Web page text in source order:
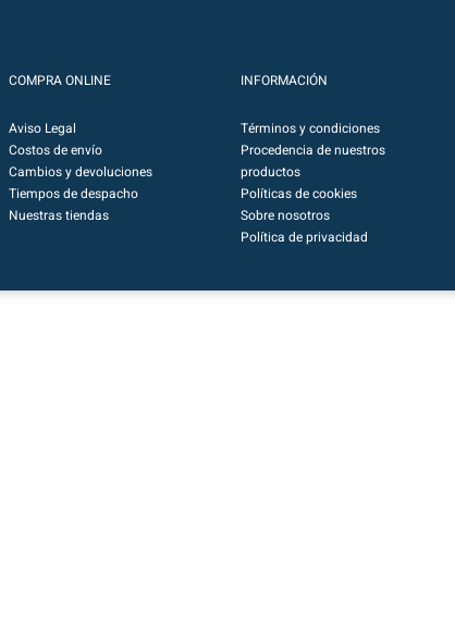
COMPRA ONLINE
Aviso Legal
Costos de envío
Cambios y devoluciones
Tiempos de despacho
Nuestras tiendas
INFORMACIÓN
Términos y condiciones
Procedencia de nuestros
productos
Políticas de cookies
Sobre nosotros
Política de privacidad